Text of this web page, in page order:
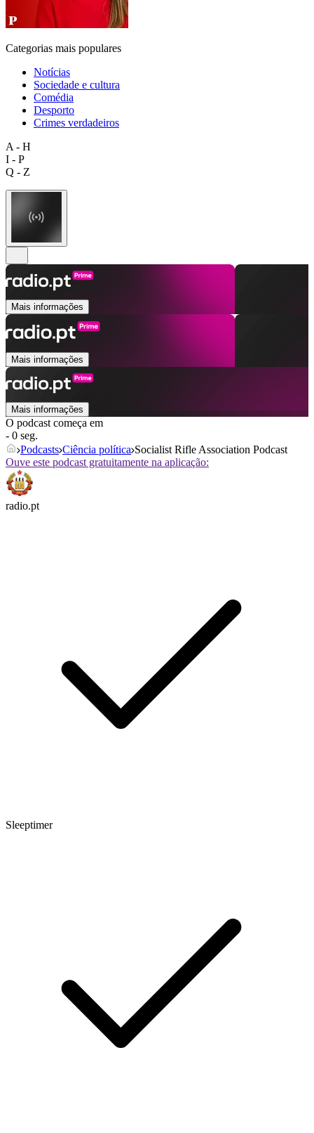
Categorias mais populares
Notícias
Sociedade e cultura
Comédia
Desporto
Crimes verdadeiros
A - H
I - P
Q - Z
Mais informações
Mais informações
Mais informações
O podcast começa em
- 0 seg.
Podcasts Ciência política Socialist Rifle Association Podcast
Ouve este podcast gratuitamente na aplicação:
radio.pt
Sleeptimer